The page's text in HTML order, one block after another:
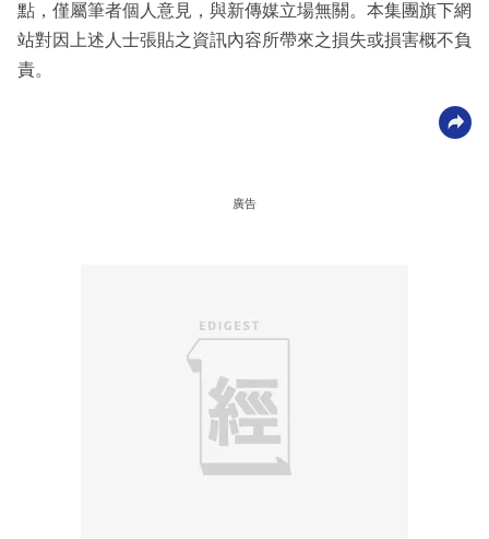
點，僅屬筆者個人意見，與新傳媒立場無關。本集團旗下網
站對因上述人士張貼之資訊內容所帶來之損失或損害概不負
責。
廣告